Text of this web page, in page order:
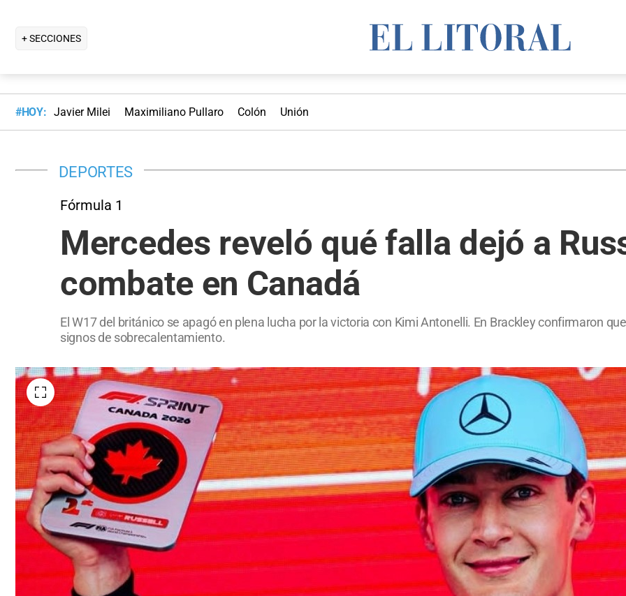
+ SECCIONES
#HOY: Javier Milei Maximiliano Pullaro Colón Unión
DEPORTES
Fórmula 1
Mercedes reveló qué falla dejó a
combate en Canadá
El W17 del británico se apagó en plena lucha por la victoria con Kimi Antonelli. En Brackley confirmaron
signos de sobrecalentamiento.